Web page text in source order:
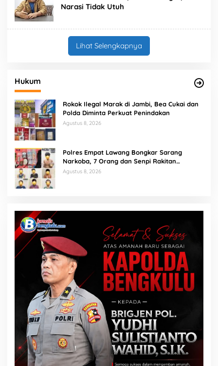
Narasi Tidak Utuh
Lihat Selengkapnya
Hukum
Rokok Ilegal Marak di Jambi, Bea Cukai dan
Polda Diminta Perkuat Penindakan
Agustus 8, 2026
Polres Empat Lawang Bongkar Sarang
Narkoba, 7 Orang dan Senpi Rakitan
Diamankan
Agustus 8, 2026